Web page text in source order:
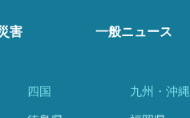
害 一般ニュース
四国 九州・沖縄